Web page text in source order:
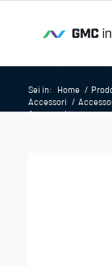
Sei in: Home /
Accessori /
Accessori tester per